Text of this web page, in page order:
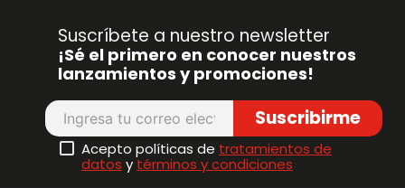
Suscríbete a nuestro newsletter
¡Sé el primero en conocer nuestros
lanzamientos y promociones!
Suscribirme
Acepto políticas de tratamientos de
datos y términos y condiciones